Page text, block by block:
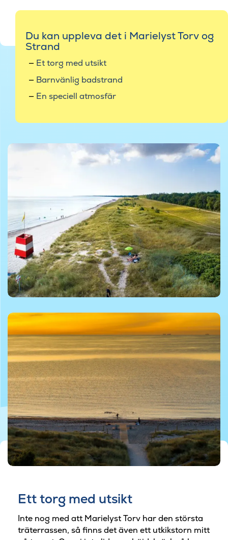
Du kan uppleva det i Marielyst Torv og
Strand
Et torg med utsikt
Barnvänlig badstrand
En speciell atmosfär
© Pajor
© Rune Johansen/Drone Rune
Ett torg med utsikt
Inte nog med att Marielyst Torv har den största
träterrassen, så finns det även ett utkikstorn mitt